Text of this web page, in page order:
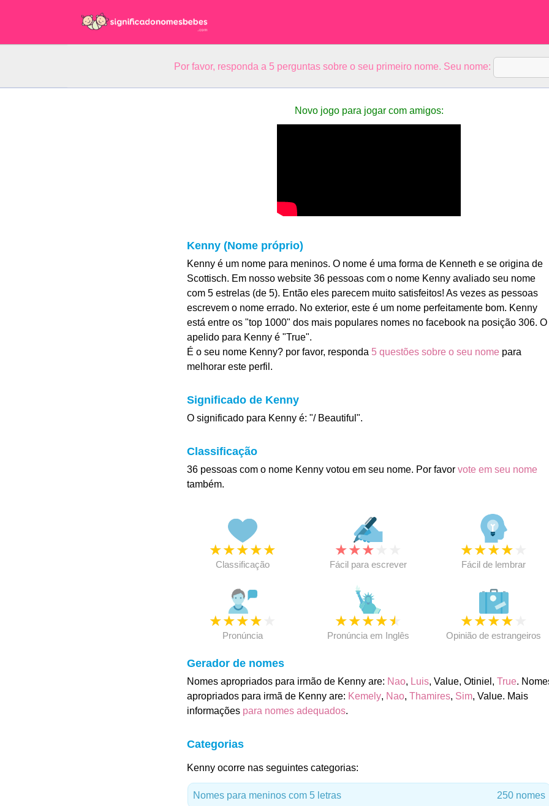
Por favor, responda a 5 perguntas sobre o seu primeiro nome. Seu nome:
Novo jogo para jogar com amigos:
Kenny (Nome próprio)
Kenny é um nome para meninos. O nome é uma forma de Kenneth e se origina de
Scottisch. Em nosso website 36 pessoas com o nome Kenny avaliado seu nome
com 5 estrelas (de 5). Então eles parecem muito satisfeitos! As vezes as pessoas
escrevem o nome errado. No exterior, este é um nome perfeitamente bom. Kenny
está entre os "top 1000" dos mais populares nomes no facebook na posição 306. O
apelido para Kenny é "True".
É o seu nome Kenny? por favor, responda 5 questões sobre o seu nomepara
melhorar este perfil.
Significado de Kenny
O significado para Kenny é: "/ Beautiful".
Classificação
36 pessoas com o nome Kenny votou em seu nome. Por favor vote em seu nome
também.
★★★★★
Classificação
★★★
Fácil para escrever
★★★★
Fácil de lembrar
★★★★
Pronúncia
★★★★★
Pronúncia em Inglês
★★★★
Opinião de estrangeiros
Gerador de nomes
Nomes apropriados para irmão de Kenny are: Nao, Luis, Value, Otiniel, True.
apropriados para irmã de Kenny are: Kemely, Nao, Thamires, Sim, Value. Mais
informações para nomes adequados.
Categorias
Kenny ocorre nas seguintes categorias:
Nomes para meninos com 5 letras 250 nomes